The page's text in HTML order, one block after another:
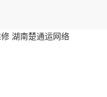
湖南楚通运网络